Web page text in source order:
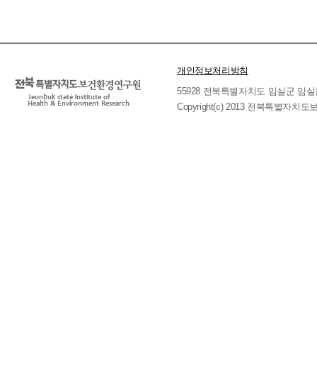
개인정보처리방침
55928 전북특별자치도 임실군 임
Copyright(c) 2013 전북특별자치도